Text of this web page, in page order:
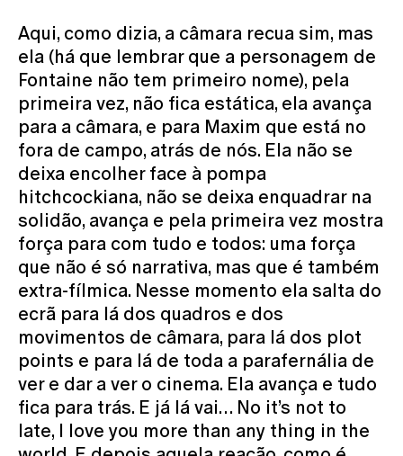
Aqui, como dizia, a câmara recua sim, mas
ela (há que lembrar que a personagem de
Fontaine não tem primeiro nome), pela
primeira vez, não fica estática, ela avança
para a câmara, e para Maxim que está no
fora de campo, atrás de nós. Ela não se
deixa encolher face à pompa
hitchcockiana, não se deixa enquadrar na
solidão, avança e pela primeira vez mostra
força para com tudo e todos: uma força
que não é só narrativa, mas que é também
extra-fílmica. Nesse momento ela salta do
ecrã para lá dos quadros e dos
movimentos de câmara, para lá dos plot
points e para lá de toda a parafernália de
ver e dar a ver o cinema. Ela avança e tudo
fica para trás. E já lá vai… No it’s not to
late, I love you more than any thing in the